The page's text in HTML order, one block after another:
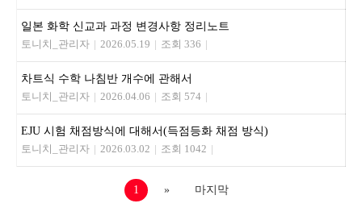
일본 화학 신교과 과정 변경사항 정리노트
토니치_관리자 | 2026.05.19 | 조회 336 |
차트식 수학 나침반 개수에 관해서
토니치_관리자 | 2026.04.06 | 조회 574 |
EJU 시험 채점방식에 대해서(득점등화 채점 방식)
토니치_관리자 | 2026.03.02 | 조회 1042 |
1 » 마지막